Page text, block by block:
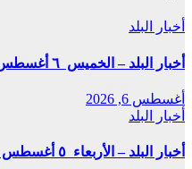
أخبار البلد
أخبار البلد – الخميس ٦ أغسطس ٢٠٢٦م
أغسطس 6, 2026
أخبار البلد
أخبار البلد – الأربعاء ٥ أغسطس ٢٠٢٦م